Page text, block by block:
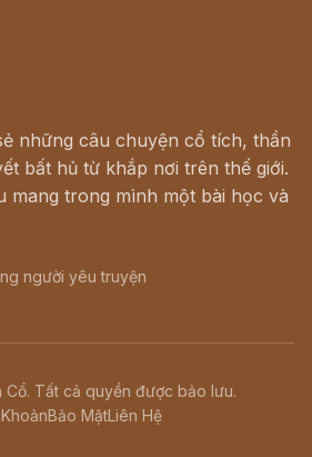
những câu chuyện cổ tích, thần
bất hủ từ khắp nơi trên thế giới.
mang trong mình một bài học và
người yêu truyện
Tất cả quyền được bảo lưu.
Bảo MậtLiên Hệ